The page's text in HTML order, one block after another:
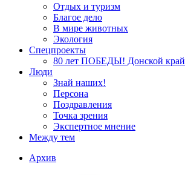
Отдых и туризм
Благое дело
В мире животных
Экология
Спецпроекты
80 лет ПОБЕДЫ! Донской край
Люди
Знай наших!
Персона
Поздравления
Точка зрения
Экспертное мнение
Между тем
Архив